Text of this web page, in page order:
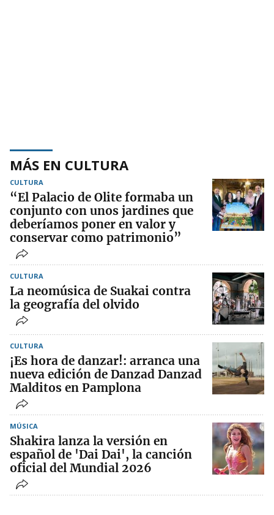
MÁS EN CULTURA
CULTURA
“El Palacio de Olite formaba un
conjunto con unos jardines que
deberíamos poner en valor y
conservar como patrimonio”
CULTURA
La neomúsica de Suakai contra
la geografía del olvido
CULTURA
¡Es hora de danzar!: arranca una
nueva edición de Danzad Danzad
Malditos en Pamplona
MÚSICA
Shakira lanza la versión en
español de 'Dai Dai', la canción
oficial del Mundial 2026